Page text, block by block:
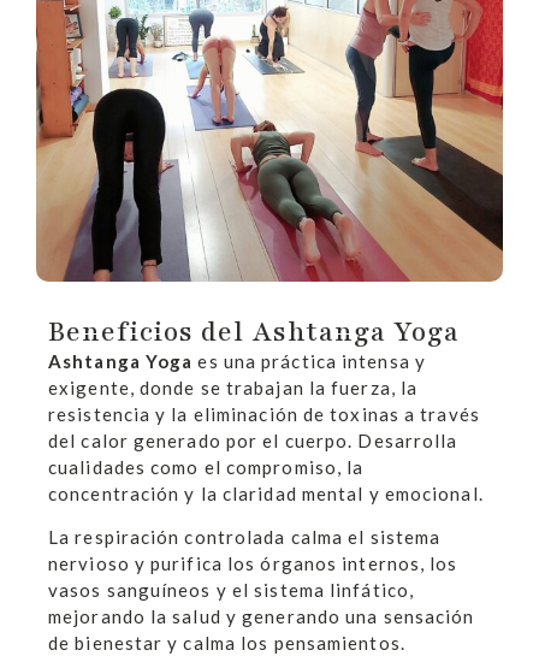
Beneficios del Ashtanga Yoga
Ashtanga Yoga es una práctica intensa y
exigente, donde se trabajan la fuerza, la
resistencia y la eliminación de toxinas a través
del calor generado por el cuerpo. Desarrolla
cualidades como el compromiso, la
concentración y la claridad mental y emocional.
La respiración controlada calma el sistema
nervioso y purifica los órganos internos, los
vasos sanguíneos y el sistema linfático,
mejorando la salud y generando una sensación
de bienestar y calma los pensamientos.